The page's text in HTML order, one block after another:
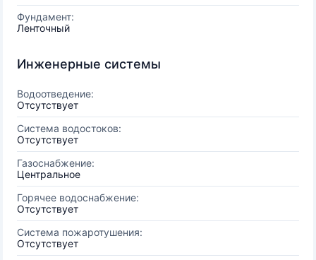
Фундамент:
Ленточный
Инженерные системы
Водоотведение:
Отсутствует
Система водостоков:
Отсутствует
Газоснабжение:
Центральное
Горячее водоснабжение:
Отсутствует
Система пожаротушения:
Отсутствует